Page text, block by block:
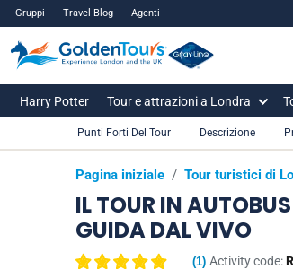
Gruppi Travel Blog Agenti
Harry Potter Tour e attrazioni a Londra
Pagina iniziale / Tour turistici di
IL TOUR IN
GUIDA DAL VIVO
(1) Activity code:
Punti Forti Del Tour Descrizione